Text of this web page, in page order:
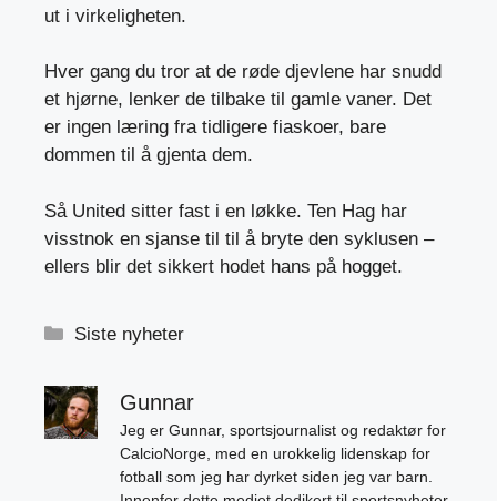
ut i virkeligheten.
Hver gang du tror at de røde djevlene har snudd
et hjørne, lenker de tilbake til gamle vaner. Det
er ingen læring fra tidligere fiaskoer, bare
dommen til å gjenta dem.
Så United sitter fast i en løkke. Ten Hag har
visstnok en sjanse til til å bryte den syklusen –
ellers blir det sikkert hodet hans på hogget.
Kategorier
Siste nyheter
Gunnar
Jeg er Gunnar, sportsjournalist og redaktør for
CalcioNorge, med en urokkelig lidenskap for
fotball som jeg har dyrket siden jeg var barn.